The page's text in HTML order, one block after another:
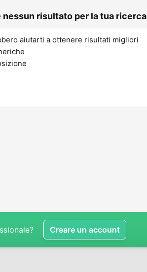
risultato per la tua
aiutarti a ottenere risultati migliori
Creare un account